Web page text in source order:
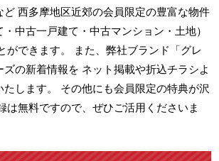
ど 西多摩地区近郊の会員限定の豊富な物件
中古一戸建て・中古マンション・土地）
ができます。 また、弊社ブランド「グレ
ズの新着情報を ネット掲載や折込チラシよ
たします。 その他にも会員限定の特典が沢
は無料ですので、ぜひご活用くださいま